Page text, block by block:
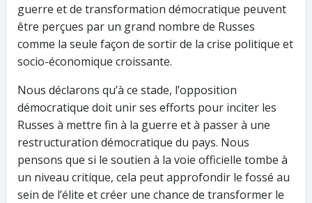
guerre et de transformation démocratique peuvent
être perçues par un grand nombre de Russes
comme la seule façon de sortir de la crise politique et
socio-économique croissante.
Nous déclarons qu’à ce stade, l’opposition
démocratique doit unir ses efforts pour inciter les
Russes à mettre fin à la guerre et à passer à une
restructuration démocratique du pays. Nous
pensons que si le soutien à la voie officielle tombe à
un niveau critique, cela peut approfondir le fossé au
sein de l’élite et créer une chance de transformer le